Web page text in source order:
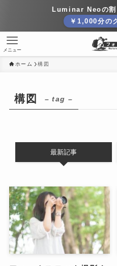
Luminar Neoの割
￥1,000分の
メニュー
ホーム 構図
構図 – tag –
最新記事